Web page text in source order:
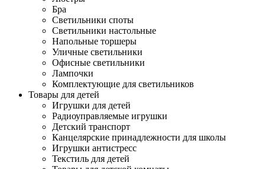
Бра
Светильники споты
Светильники настольные
Напольные торшеры
Уличные светильники
Офисные светильники
Лампочки
Комплектующие для светильников
Товары для детей
Игрушки для детей
Радиоуправляемые игрушки
Детский транспорт
Канцелярские принадлежности для школы
Игрушки антистресс
Текстиль для детей